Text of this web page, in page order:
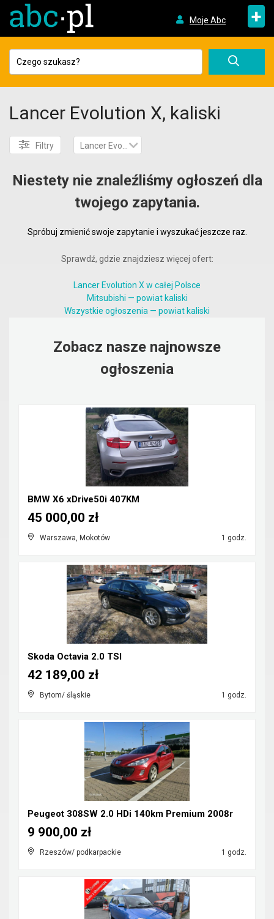
Moje Abc +
Lancer Evolution X, kaliski
Filtry Lancer Evolution X
Niestety nie znaleźliśmy ogłoszeń dla
twojego zapytania.
Spróbuj zmienić swoje zapytanie i wyszukać jeszcze raz.
Sprawdź, gdzie znajdziesz więcej ofert:
Lancer Evolution X w całej Polsce
Mitsubishi — powiat kaliski
Wszystkie ogłoszenia — powiat kaliski
Zobacz nasze najnowsze
ogłoszenia
BMW X6 xDrive50i 407KM
Warszawa, Mokotów 1 godz.
45 000,00 zł
Skoda Octavia 2.0 TSI
Bytom/ śląskie 1 godz.
42 189,00 zł
Peugeot 308SW 2.0 HDi 140km Premium 2008r
Rzeszów/ podkarpackie 1 godz.
9 900,00 zł